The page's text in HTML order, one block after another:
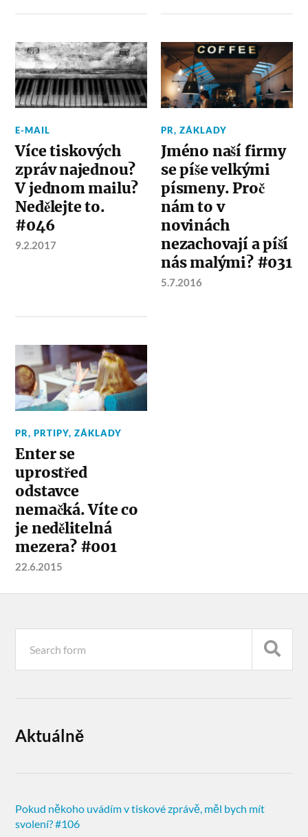
E-MAIL
Více tiskových
zpráv najednou?
V jednom mailu?
Nedělejte to.
#046
9.2.2017
PR,ZÁKLADY
Jméno naší firmy
se píše velkými
písmeny. Proč
nám to v
novinách
nezachovají a píší
nás malými? #031
5.7.2016
PR,PRTIPY,ZÁKLADY
Enter se
uprostřed
odstavce
nemačká. Víte co
je nedělitelná
mezera? #001
22.6.2015
Aktuálně
Pokud někoho uvádím v tiskové zprávě, měl bych mít
svolení? #106